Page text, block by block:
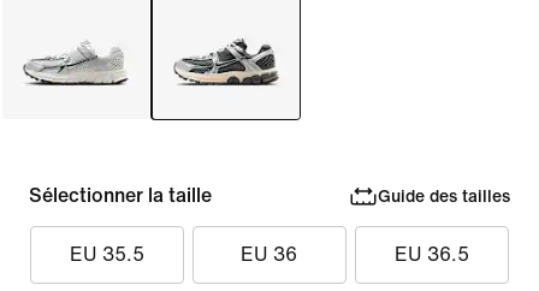
Sélectionner la taille Guide des tailles
EU 35.5 EU 36 EU 36.5